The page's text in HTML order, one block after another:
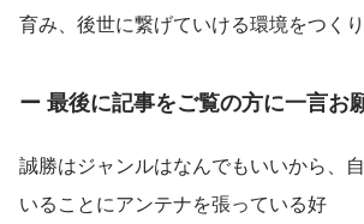
育み、後世に繋げていける環境をつくり
ー 最後に記事をご覧の方に一言お
誠勝はジャンルはなんでもいいから、
いることにアンテナを張っている好